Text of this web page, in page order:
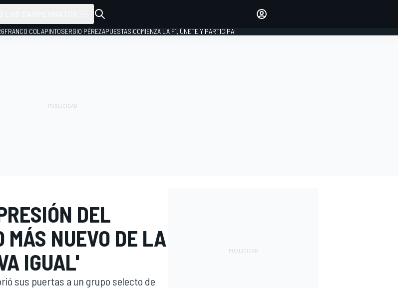
INICIAR SESIÓN
FRANCO COLAPINTOSERGIO PÉREZAPUESTAS¡COMIENZA LA F1, ÚNETE Y PARTICIPA!
DEL
MÁS NUEVO DE LA
IGUAL'
sus puertas a un grupo selecto de